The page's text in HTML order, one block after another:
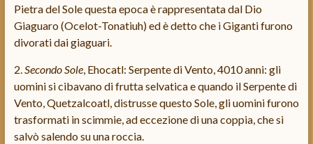
Pietra del Sole questa epoca è rappresentata dal Dio
Giaguaro (Ocelot-Tonatiuh) ed è detto che i Giganti furono
divorati dai giaguari.
2.Secondo Sole, Ehocatl: Serpente di Vento, 4010 anni: gli
uomini si cibavano di frutta selvatica e quando il Serpente di
Vento, Quetzalcoatl, distrusse questo Sole, gli uomini furono
trasformati in scimmie, ad eccezione di una coppia, che si
salvò salendo su una roccia.